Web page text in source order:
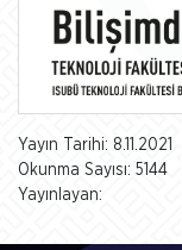
Yayın Tarihi: 8.11.2021
Okunma Sayısı: 5144
Yayınlayan: